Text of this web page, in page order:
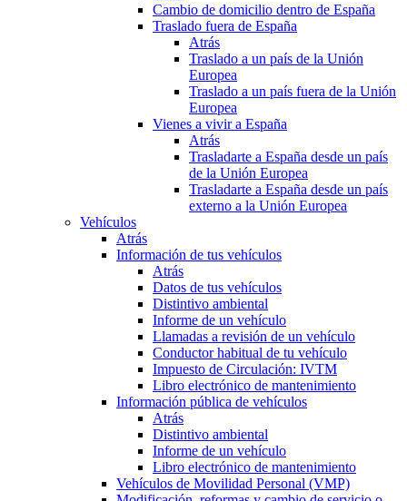
Cambio de domicilio dentro de España
Traslado fuera de España
Atrás
Traslado a un país de la Unión
Europea
Traslado a un país fuera de la Unión
Europea
Vienes a vivir a España
Atrás
Trasladarte a España desde un país
de la Unión Europea
Trasladarte a España desde un país
externo a la Unión Europea
Vehículos
Atrás
Información de tus vehículos
Atrás
Datos de tus vehículos
Distintivo ambiental
Informe de un vehículo
Llamadas a revisión de un vehículo
Conductor habitual de tu vehículo
Impuesto de Circulación: IVTM
Libro electrónico de mantenimiento
Información pública de vehículos
Atrás
Distintivo ambiental
Informe de un vehículo
Libro electrónico de mantenimiento
Vehículos de Movilidad Personal (VMP)